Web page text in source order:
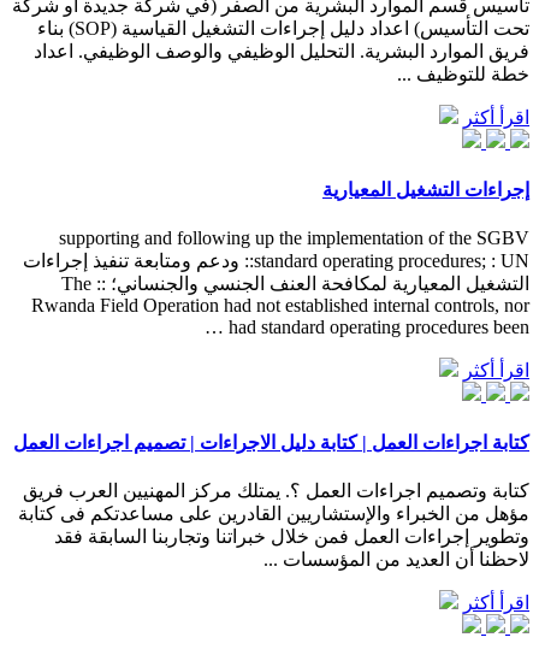
تأسيس قسم الموارد البشرية من الصفر (في شركة جديدة او شركة
تحت التأسيس) اعداد دليل إجراءات التشغيل القياسية (SOP) بناء
فريق الموارد البشرية. التحليل الوظيفي والوصف الوظيفي. اعداد
خطة للتوظيف ...
اقرأ أكثر
إجراءات التشغيل المعيارية
supporting and following up the implementation of the SGBV
standard operating procedures; : UN:: ودعم ومتابعة تنفيذ إجراءات
التشغيل المعيارية لمكافحة العنف الجنسي والجنساني؛ :: The
Rwanda Field Operation had not established internal controls, nor
had standard operating procedures been …
اقرأ أكثر
كتابة اجراءات العمل | كتابة دليل الاجراءات | تصميم اجراءات العمل
كتابة وتصميم اجراءات العمل ؟. يمتلك مركز المهنيين العرب فريق
مؤهل من الخبراء والإستشاريين القادرين على مساعدتكم فى كتابة
وتطوير إجراءات العمل فمن خلال خبراتنا وتجاربنا السابقة فقد
لاحظنا أن العديد من المؤسسات ...
اقرأ أكثر